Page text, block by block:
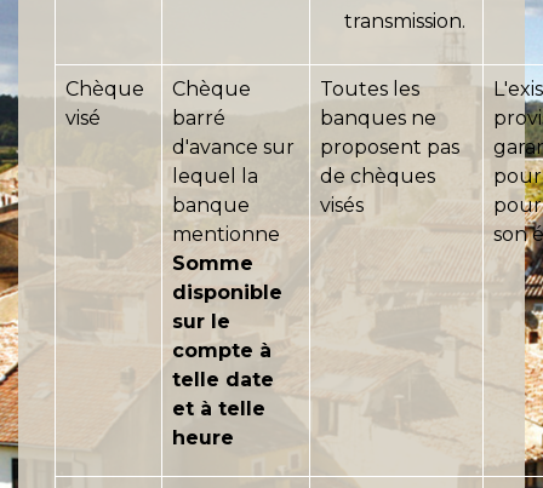
transmission.
Chèque
visé
Chèque
barré
d'avance sur
lequel la
banque
mentionne
Somme
disponible
sur le
compte à
telle date
et à telle
heure
Toutes les
banques ne
proposent pas
de chèques
visés
son